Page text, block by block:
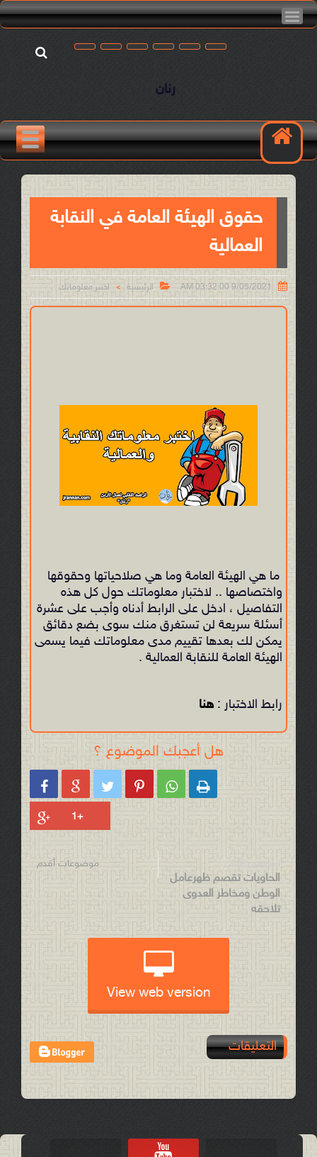
رنان
حقوق الهيئة العامة في النقابة
العمالية

9/05/2021 03:32:00 AM
 الرئيسية > اختبر معلوماتك
ما هي الهيئة العامة وما هي صلاحياتها وحقوقها
واختصاصها .. لاختبار معلوماتك حول كل هذه
التفاصيل ، ادخل على الرابط أدناه وأجب على عشرة
أسئلة سريعة لن تستغرق منك سوى بضع دقائق
يمكن لك بعدها تقييم مدى معلوماتك فيما يسمى
الهيئة العامة للنقابة العمالية .
رابط الاختبار : هنا
هل أعجبك الموضوع ؟
     
الحاويات تقصم ظهرعامل
الوطن ومخاطر العدوى
تلاحقه
موضوعات أقدم
View web version
التعليقات